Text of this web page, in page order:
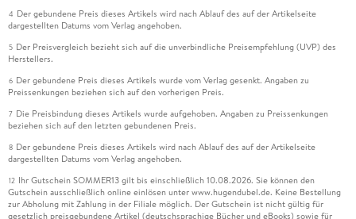
4 Der gebundene Preis dieses Artikels wird nach Ablauf des auf der Artikelseite
dargestellten Datums vom Verlag angehoben.
5 Der Preisvergleich bezieht sich auf die unverbindliche Preisempfehlung (UVP) des
Herstellers.
6 Der gebundene Preis dieses Artikels wurde vom Verlag gesenkt. Angaben zu
Preissenkungen beziehen sich auf den vorherigen Preis.
7 Die Preisbindung dieses Artikels wurde aufgehoben. Angaben zu Preissenkungen
beziehen sich auf den letzten gebundenen Preis.
8 Der gebundene Preis dieses Artikels wird nach Ablauf des auf der Artikelseite
dargestellten Datums vom Verlag angehoben.
12 Ihr Gutschein SOMMER13 gilt bis einschließlich 10.08.2026. Sie können den
Gutschein ausschließlich online einlösen unter www.hugendubel.de. Keine Bestellung
zur Abholung mit Zahlung in der Filiale möglich. Der Gutschein ist nicht gültig für
gesetzlich preisgebundene Artikel (deutschsprachige Bücher und eBooks) sowie für